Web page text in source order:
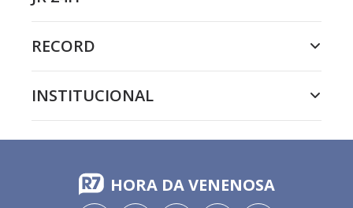
RECORD
INSTITUCIONAL
HORA DA VENENOSA